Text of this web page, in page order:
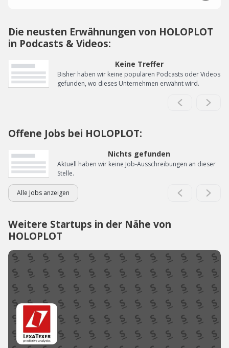
Die neusten Erwähnungen von HOLOPLOT
in Podcasts & Videos:
Keine Treffer
Bisher haben wir keine populären Podcasts oder Videos
gefunden, wo dieses Unternehmen erwähnt wird.
Offene Jobs bei HOLOPLOT:
Nichts gefunden
Aktuell haben wir keine Job-Ausschreibungen an dieser
Stelle.
Alle Jobs anzeigen
Weitere Startups in der Nähe von
HOLOPLOT